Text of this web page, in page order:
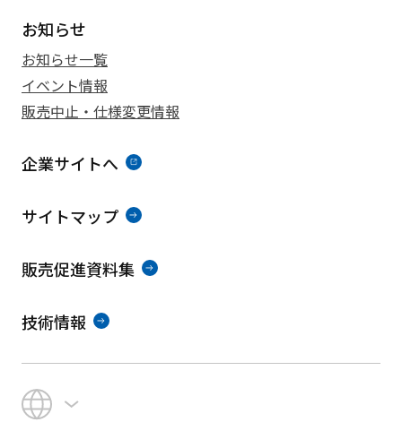
お知らせ
お知らせ一覧
イベント情報
販売中止・仕様変更情報
企業サイトへ
サイトマップ
販売促進資料集
技術情報